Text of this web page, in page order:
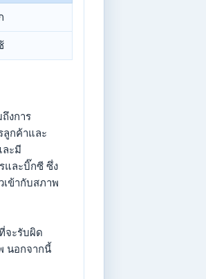
งการ
ลูกค้าและ
ละมี
และบิ๊กซี ซึ่ง
เข้ากับสภาพ
จะรับผิด
นอกจากนี้